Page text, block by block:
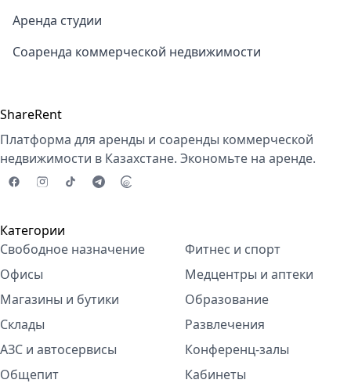
Аренда студии
Соаренда коммерческой недвижимости
ShareRent
Платформа для аренды и соаренды коммерческой
недвижимости в Казахстане. Экономьте на аренде.
Категории
Свободное назначение
Офисы
Магазины и бутики
Склады
АЗС и автосервисы
Общепит
Фитнес и спорт
Медцентры и аптеки
Образование
Развлечения
Конференц-залы
Кабинеты